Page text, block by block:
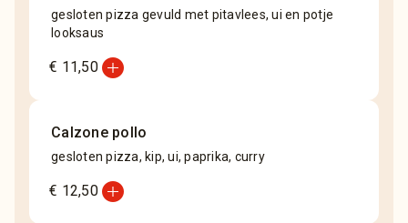
gesloten pizza gevuld met pitavlees, ui en potje
looksaus
€ 11,50add_circle
Calzone pollo
gesloten pizza, kip, ui, paprika, curry
€ 12,50add_circle